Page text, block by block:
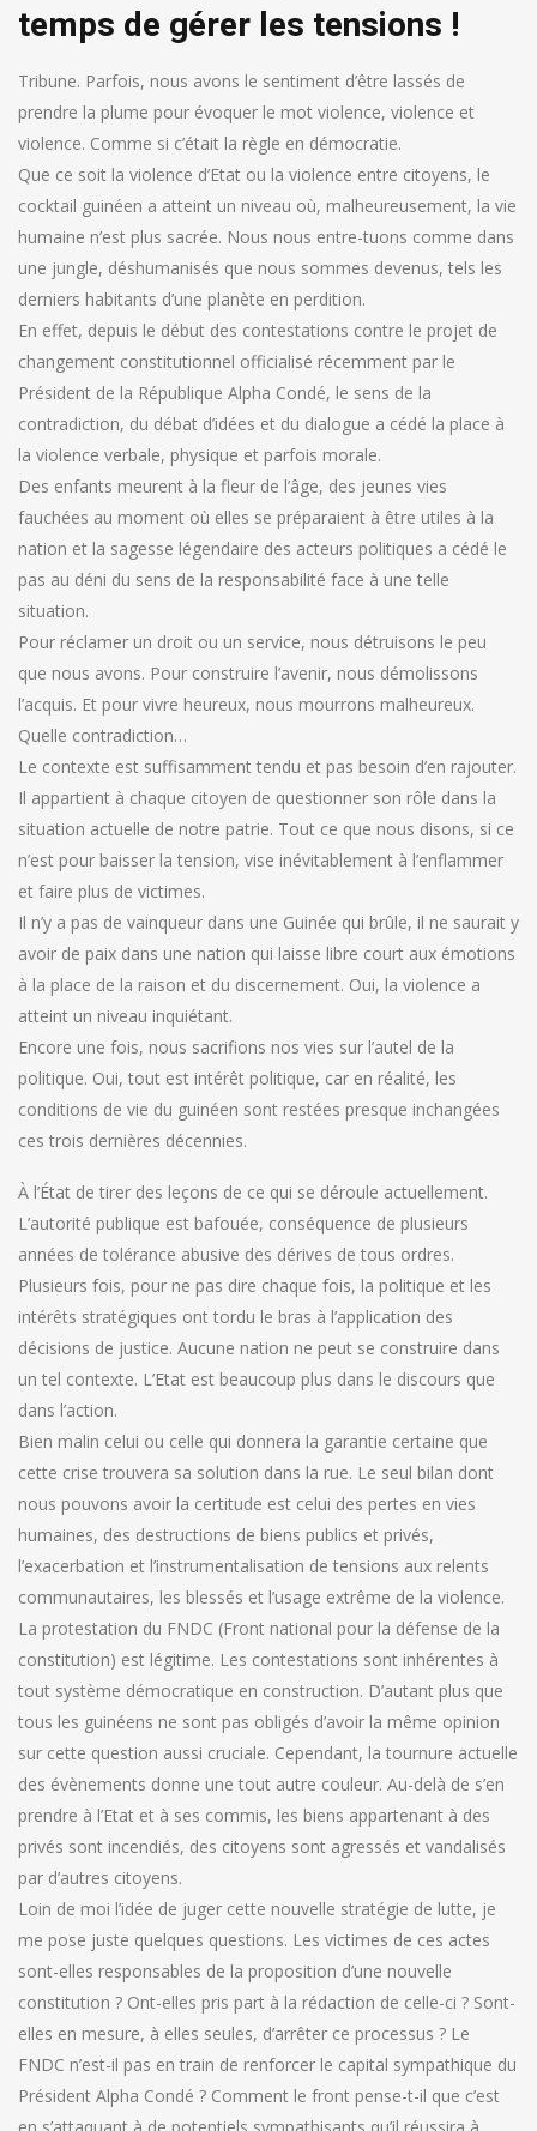
temps de gérer les tensions !
Tribune. Parfois, nous avons le sentiment d’être lassés de
prendre la plume pour évoquer le mot violence, violence et
violence. Comme si c’était la règle en démocratie.
Que ce soit la violence d’Etat ou la violence entre citoyens, le
cocktail guinéen a atteint un niveau où, malheureusement, la vie
humaine n’est plus sacrée. Nous nous entre-tuons comme dans
une jungle, déshumanisés que nous sommes devenus, tels les
derniers habitants d’une planète en perdition.
En effet, depuis le début des contestations contre le projet de
changement constitutionnel officialisé récemment par le
Président de la République Alpha Condé, le sens de la
contradiction, du débat d’idées et du dialogue a cédé la place à
la violence verbale, physique et parfois morale.
Des enfants meurent à la fleur de l’âge, des jeunes vies
fauchées au moment où elles se préparaient à être utiles à la
nation et la sagesse légendaire des acteurs politiques a cédé le
pas au déni du sens de la responsabilité face à une telle
situation.
Pour réclamer un droit ou un service, nous détruisons le peu
que nous avons. Pour construire l’avenir, nous démolissons
l’acquis. Et pour vivre heureux, nous mourrons malheureux.
Quelle contradiction…
Le contexte est suffisamment tendu et pas besoin d’en rajouter.
Il appartient à chaque citoyen de questionner son rôle dans la
situation actuelle de notre patrie. Tout ce que nous disons, si ce
n’est pour baisser la tension, vise inévitablement à l’enflammer
et faire plus de victimes.
Il n’y a pas de vainqueur dans une Guinée qui brûle, il ne saurait y
avoir de paix dans une nation qui laisse libre court aux émotions
à la place de la raison et du discernement. Oui, la violence a
atteint un niveau inquiétant.
Encore une fois, nous sacrifions nos vies sur l’autel de la
politique. Oui, tout est intérêt politique, car en réalité, les
conditions de vie du guinéen sont restées presque inchangées
ces trois dernières décennies.
À l’État de tirer des leçons de ce qui se déroule actuellement.
L’autorité publique est bafouée, conséquence de plusieurs
années de tolérance abusive des dérives de tous ordres.
Plusieurs fois, pour ne pas dire chaque fois, la politique et les
intérêts stratégiques ont tordu le bras à l’application des
décisions de justice. Aucune nation ne peut se construire dans
un tel contexte. L’Etat est beaucoup plus dans le discours que
dans l’action.
Bien malin celui ou celle qui donnera la garantie certaine que
cette crise trouvera sa solution dans la rue. Le seul bilan dont
nous pouvons avoir la certitude est celui des pertes en vies
humaines, des destructions de biens publics et privés,
l’exacerbation et l’instrumentalisation de tensions aux relents
communautaires, les blessés et l’usage extrême de la violence.
La protestation du FNDC (Front national pour la défense de la
constitution) est légitime. Les contestations sont inhérentes à
tout système démocratique en construction. D’autant plus que
tous les guinéens ne sont pas obligés d’avoir la même opinion
sur cette question aussi cruciale. Cependant, la tournure actuelle
des évènements donne une tout autre couleur. Au-delà de s’en
prendre à l’Etat et à ses commis, les biens appartenant à des
privés sont incendiés, des citoyens sont agressés et vandalisés
par d’autres citoyens.
Loin de moi l’idée de juger cette nouvelle stratégie de lutte, je
me pose juste quelques questions. Les victimes de ces actes
sont-elles responsables de la proposition d’une nouvelle
constitution ? Ont-elles pris part à la rédaction de celle-ci ? Sont-
elles en mesure, à elles seules, d’arrêter ce processus ? Le
FNDC n’est-il pas en train de renforcer le capital sympathique du
Président Alpha Condé ? Comment le front pense-t-il que c’est